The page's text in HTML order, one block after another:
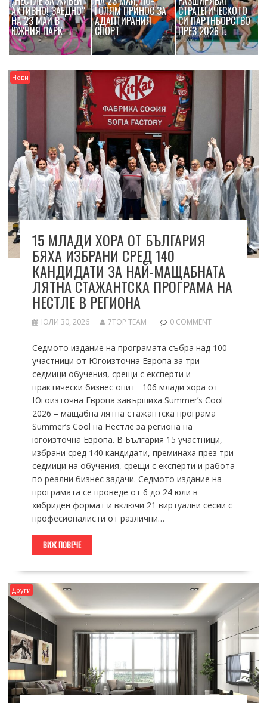
АКТИВНО! ЗАЕДНО“
НА 23 МАЙ В
ЮЖНИЯ ПАРК
ГОЛЯМ ПРИНОС ЗА
АДАПТИРАНИЯ
СПОРТ
СТРАТЕГИЧЕСКОТО
СИ ПАРТНЬОРСТВО
ПРЕЗ 2026 Г.
Нови
15 МЛАДИ ХОРА ОТ БЪЛГАРИЯ
БЯХА ИЗБРАНИ СРЕД 140
КАНДИДАТИ ЗА НАЙ-МАЩАБНАТА
ЛЯТНА СТАЖАНТСКА ПРОГРАМА НА
НЕСТЛЕ В РЕГИОНА
ЮЛИ 30, 2026 7TOP TEAM 0 COMMENT
Седмото издание на програмата събра над 100
участници от Югоизточна Европа за три
седмици обучения, срещи с експерти и
практически бизнес опит 106 млади хора от
Югоизточна Европа завършиха Summer’s Cool
2026 – мащабна лятна стажантска програма
Summer’s Cool на Нестле за региона на
югоизточна Европа. В България 15 участници,
избрани сред 140 кандидати, преминаха през три
седмици на обучения, срещи с експерти и работа
по реални бизнес задачи. Седмото издание на
програмата се проведе от 6 до 24 юли в
хибриден формат и включи 21 виртуални сесии с
професионалисти от различни…
ВИЖ ПОВЕЧЕ
Други